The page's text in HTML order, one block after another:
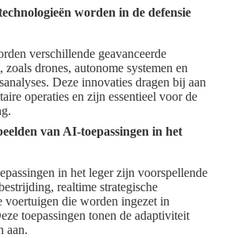
worden in de defensie
verschillende geavanceerde
drones, autonome systemen en
Deze innovaties dragen bij aan
operaties en zijn essentieel voor de
van AI-toepassingen in het
in het leger zijn voorspellende
realtime strategische
voertuigen die worden ingezet in
toepassingen tonen de adaptiviteit
aan.